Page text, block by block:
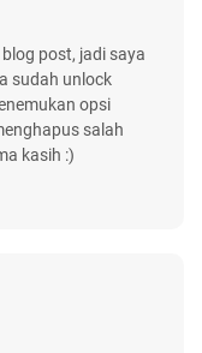
post, jadi saya
sudah unlock
opsi
salah
kasih :)